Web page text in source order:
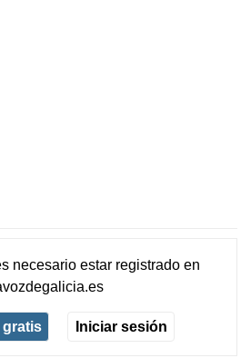
necesario estar registradoen
gratis Iniciar sesión